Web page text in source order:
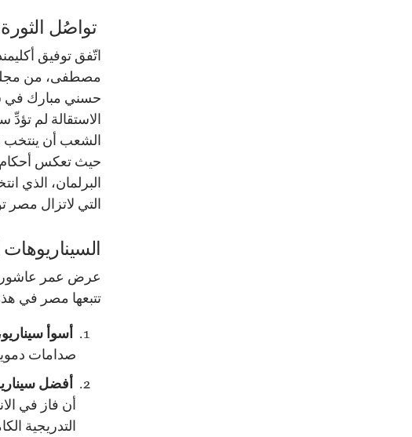
تواصُل الثورة
حسني مبارك في
الاستقالة لم
الشعب أن ينتخب
حيث تعكس أحكام
البرلمان، الذي
التي لاتزال مصر
تتبعها مصر في
أسوأ سيناريو،
صدامات
أفضل سيناريو،
أن فاز في
التدريجية